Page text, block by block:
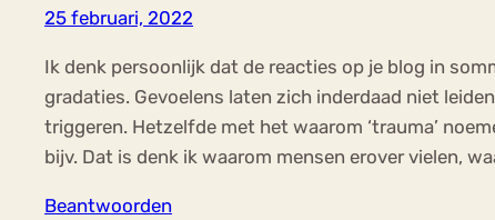
25 februari, 2022
Ik denk persoonlijk dat de reacties op je blog in
gradaties. Gevoelens laten zich inderdaad niet
triggeren. Hetzelfde met het waarom ‘trauma’
bijv. Dat is denk ik waarom mensen erover vielen,
Beantwoorden